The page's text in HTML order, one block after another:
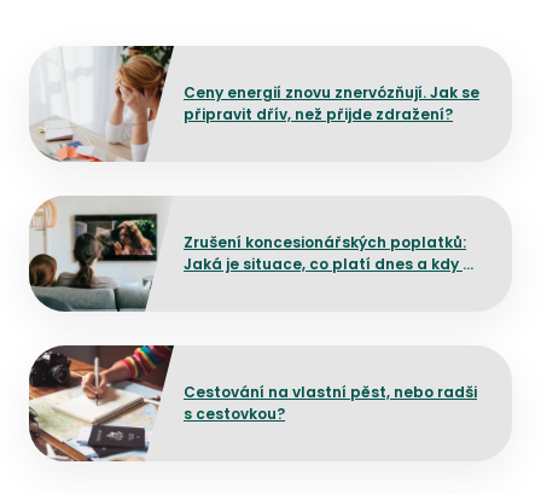
Ceny energií znovu znervózňují. Jak se
připravit dřív, než přijde zdražení?
Přejít na detail článku
Zrušení koncesionářských poplatků:
Jaká je situace, co platí dnes a kdy by
Přejít na detail článku
Cestování na vlastní pěst, nebo radši
s cestovkou?
Přejít na detail článku